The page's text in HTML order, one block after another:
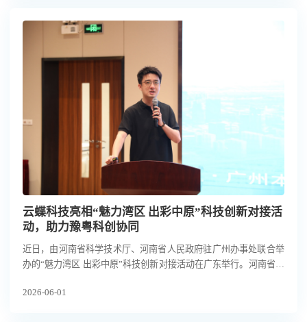
云蝶科技亮相“魅力湾区 出彩中原”科技创新对接活
动，助力豫粤科创协同
近日，由河南省科学技术厅、河南省人民政府驻广州办事处联合举
办的“魅力湾区 出彩中原”科技创新对接活动在广东举行。河南省人
河南省人民政府驻广州办事处主任王宏伟，河南省科学技术厅党组
2026-06-01